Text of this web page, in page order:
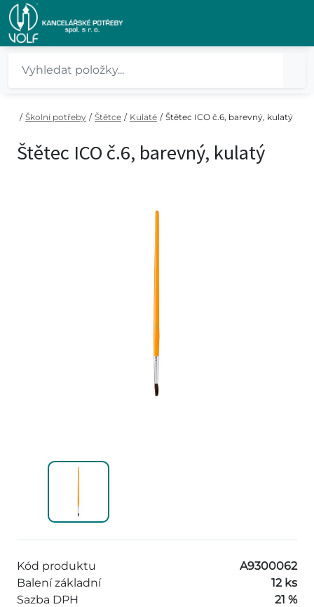
/ Školní potřeby / Štětce / Kulaté / Štětec ICO č.6, barevný, kulatý
Štětec ICO č.6, barevný, kulatý
Kód produktu
A9300062
Balení základní
12 ks
Sazba DPH
21 %